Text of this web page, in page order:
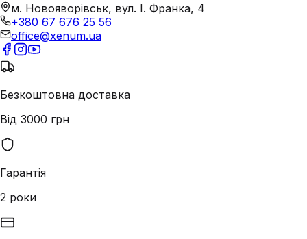
м. Новояворівськ, вул. І. Франка, 4
+380 67 676 25 56
office@xenum.ua
Безкоштовна доставка
Від 3000 грн
Гарантія
2 роки